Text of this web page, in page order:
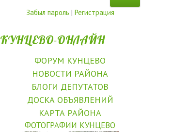
Забыл пароль | Регистрация
КУНЦЕВО-ОНЛАЙН
ФОРУМ КУНЦЕВО
НОВОСТИ РАЙОНА
БЛОГИ ДЕПУТАТОВ
ДОСКА ОБЪЯВЛЕНИЙ
КАРТА РАЙОНА
ФОТОГРАФИИ КУНЦЕВО